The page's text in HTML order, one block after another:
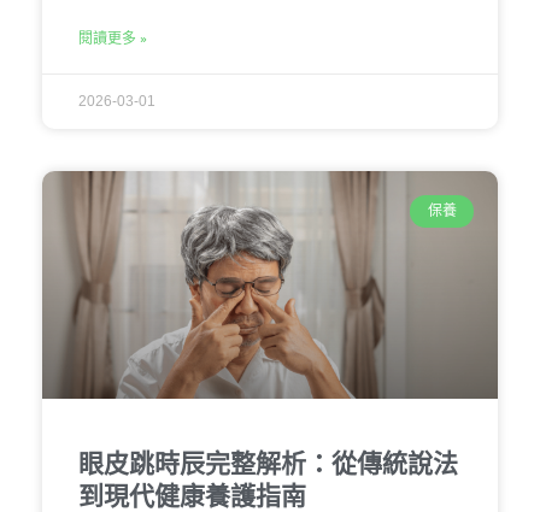
閱讀更多 »
2026-03-01
保養
眼皮跳時辰完整解析：從傳統說法
到現代健康養護指南